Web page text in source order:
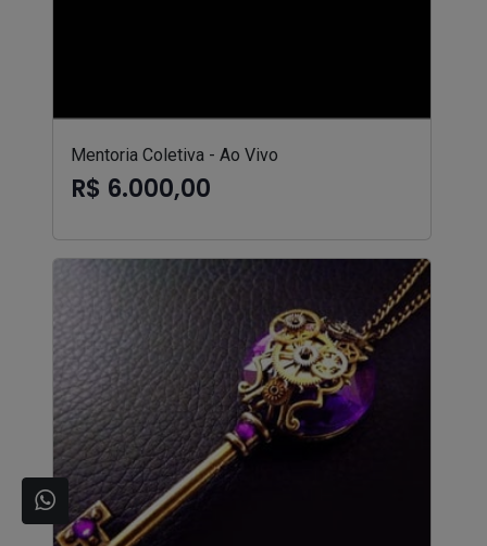
Mentoria Coletiva - Ao Vivo
R$ 6.000,00